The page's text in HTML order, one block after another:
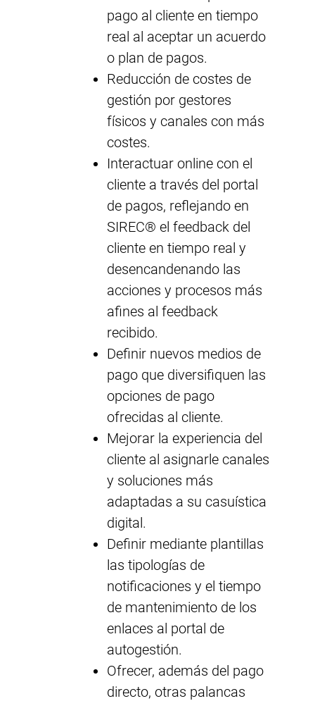
pago al cliente en tiempo
real al aceptar un acuerdo
o plan de pagos.
Reducción de costes de
gestión por gestores
físicos y canales con más
costes.
Interactuar online con el
cliente a través del portal
de pagos, reflejando en
SIREC® el feedback del
cliente en tiempo real y
desencandenando las
acciones y procesos más
afines al feedback
recibido.
Definir nuevos medios de
pago que diversifiquen las
opciones de pago
ofrecidas al cliente.
Mejorar la experiencia del
cliente al asignarle canales
y soluciones más
adaptadas a su casuística
digital.
Definir mediante plantillas
las tipologías de
notificaciones y el tiempo
de mantenimiento de los
enlaces al portal de
autogestión.
Ofrecer, además del pago
directo, otras palancas